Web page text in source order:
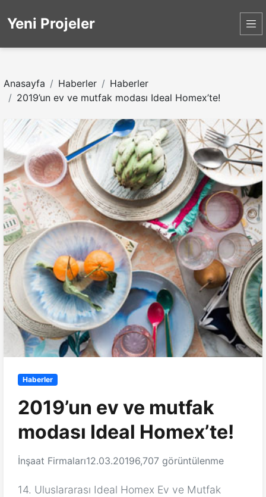
Yeni Projeler
Anasayfa Haberler
Haberler
2019’un ev ve mutfak modası Ideal Homex’te!
Haberler
2019’un ev ve mutfak
modası Ideal Homex’te!
İnşaat Firmaları12.03.20196,707 görüntülenme
14. Uluslararası Ideal Homex Ev ve Mutfak